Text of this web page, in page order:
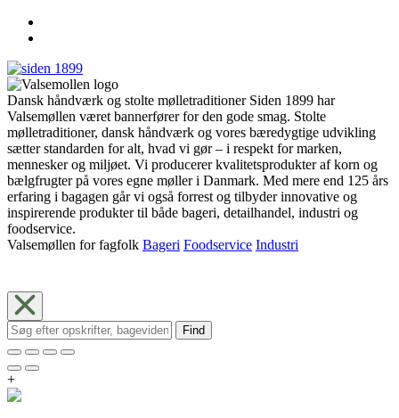
Dansk håndværk og stolte mølletraditioner Siden 1899 har
Valsemøllen været bannerfører for den gode smag. Stolte
mølletraditioner, dansk håndværk og vores bæredygtige udvikling
sætter standarden for alt, hvad vi gør – i respekt for marken,
mennesker og miljøet. Vi producerer kvalitetsprodukter af korn og
bælgfrugter på vores egne møller i Danmark. Med mere end 125 års
erfaring i bagagen går vi også forrest og tilbyder innovative og
inspirerende produkter til både bageri, detailhandel, industri og
foodservice.
Valsemøllen for fagfolk Bageri Foodservice Industri
Find
+